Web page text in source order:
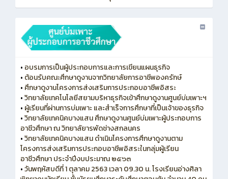
• อบรมการเป็นผู้ประกอบการและการเขียนแผนธุรกิจ
• ต้อนรับคณะศึกษาดูงานจากวิทยาลัยการอาชีพองครักษ์
• ศึกษาดูงานโครงการส่งเสริมการประกอบอาชีพอิสระ
•วิทยาลัยเทคโนโลยีสยามบริหาธุรกิจเข้าศึกษาดูงานศูนย์บ่มเพาะฯ
• ผู้เรียนที่ผ่านการบ่มเพาะ และสำเร็จการศึกษาที่เป็นเจ้าของธุรกิจ
•วิทยาลัยเทคนิคบางแสน ศึกษาดูงานศูนย์บ่มเพาะผู้ประกอบการ
อาชีวศึกษา ณ วิทยาลัยารพัดช่างสกลนคร
•วิทยาลัยเทคนิคบางแสน ดำเนินโครงการศึกษาดูงานตาม
โครงการส่งเสริมการประกอบอาชีพอิสระในกลุ่มผู้เรียน
อาชีวศึกษา ประจำปีงบประมาณ ๒๕๖๓
•วันพฤหัสบดีที่ 1 ตุลาคม 2563 เวลา 09.30 น. โรงเรียนอ่างศิลา